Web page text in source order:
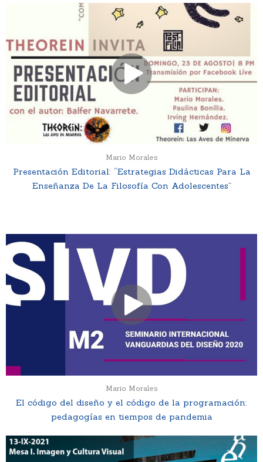
Mario Morales
Presentación Editorial: “Estrategias Didácticas Para La
Enseñanza De La Filosofía Con Adolescentes”
Mario Morales
El código del diseño y el código de la programación:
pedagogías en tiempos de pandemia